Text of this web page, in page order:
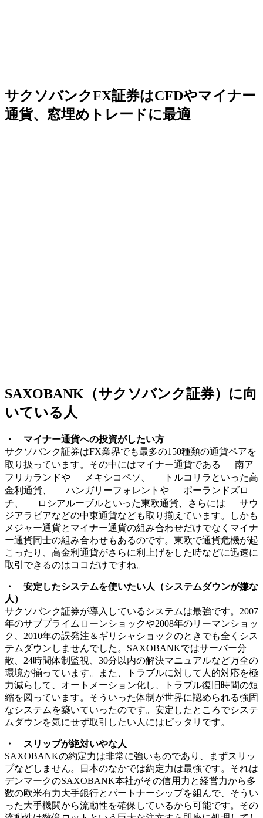
サクソバンクFX証券はCFDやマイナー
通貨、窓埋めトレードに最適
SAXOBANK（サクソバンク証券）に向
いている人
・ マイナー通貨への投資がしたい方
サクソバンク証券はFX業界でも最多の150種類の通貨ペアを
取り扱っています。その中にはマイナー通貨である
南ア
フリカランドや
メキシコペソ、
トルコリラといった高
金利通貨、
ハンガリーフォレントや
ポーランドズロ
チ、
ロシアルーブルといった東欧通貨、さらには
サウ
ジアラビアなどの中東通貨なども取り揃えています。しかも
メジャー通貨とマイナー通貨の組み合わせだけでなくマイナ
ー通貨同士の組み合わせもあるのです。東欧で通貨危機が起
こったり、高金利通貨がさらに利上げをした時などに迅速に
取引できるのはココだけですね。
・ 安定したシステムを使いたい人（システムダウンが嫌な
人）
サクソバンク証券が導入しているシステムは最強です。2007
年のサブプライムローンショックや2008年のリーマンショッ
ク、2010年の誤発注＆ギリシャショックのときでも全くシス
テムダウンしませんでした。SAXOBANKではサーバー分
散、24時間体制監視、30分以内の解決マニュアルなど万全の
環境が揃っています。また、トラブルに対して人的対応を極
力減らして、オートメーション化し、トラブル復旧時間の短
縮を図っています。そういった体制が世界に認められる強固
なシステムを築いていったのです。安定したところでシステ
ムダウンを気にせず取引したい人にはピッタリです。
・ スリップが絶対いやな人
SAXOBANKの約定力は非常に強いものであり、まずスリッ
プなどしません。日本のなかでは約定力は最強です。それは
デンマークのSAXOBANK本社がその信用力と経営力から多
数の欧米有力大手銀行とパートナーシップを組んで、そうい
った大手機関から流動性を確保しているから可能です。その